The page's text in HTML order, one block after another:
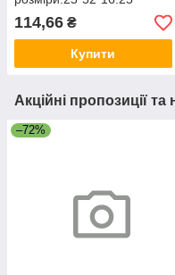
114,66 ₴
Купити
Акційні пропозиції та
–72%